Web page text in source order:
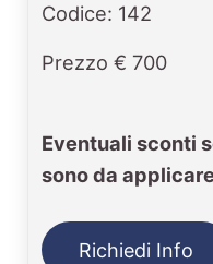
Codice: 142
Prezzo € 700
Eventuali sconti
sono da
Richiedi Info